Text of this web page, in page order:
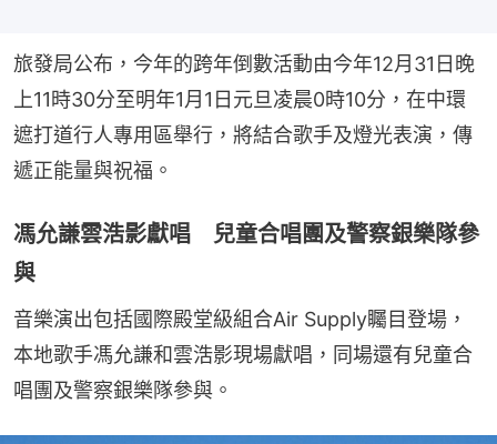
旅發局公布，今年的跨年倒數活動由今年12月31日晚
上11時30分至明年1月1日元旦凌晨0時10分，在中環
遮打道行人專用區舉行，將結合歌手及燈光表演，傳
遞正能量與祝福。
馮允謙雲浩影獻唱 兒童合唱團及警察銀樂隊參
與
音樂演出包括國際殿堂級組合Air Supply矚目登場，
本地歌手馮允謙和雲浩影現場獻唱，同場還有兒童合
唱團及警察銀樂隊參與。